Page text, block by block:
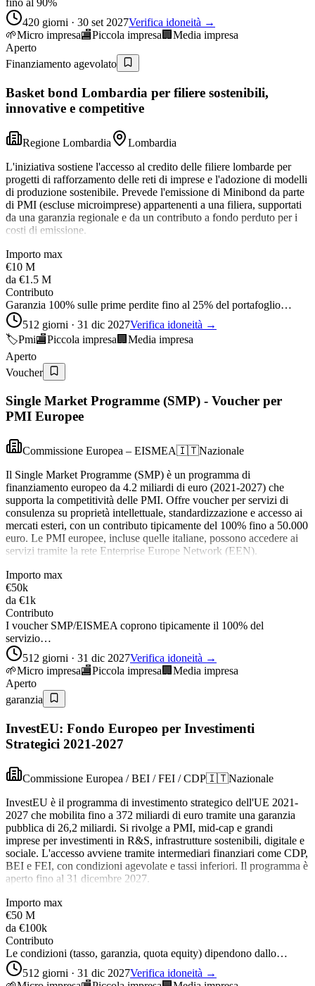
fino al 90%
420 giorni · 30 set 2027Verifica idoneità →
🌱Micro impresa🏬Piccola impresa 🏢 Media impresa
Aperto
Finanziamento agevolato
Basket bond Lombardia per filiere sostenibili,
innovative e competitive
Regione Lombardia
Lombardia
L'iniziativa sostiene l'accesso al credito delle filiere lombarde per
progetti di rafforzamento delle reti di imprese e l'adozione di modelli
di produzione sostenibile. Prevede l'emissione di Minibond da parte
di PMI (escluse microimprese) appartenenti a una filiera, supportati
da una garanzia regionale e da un contributo a fondo perduto per i
costi di emissione.
Importo max
€10 M
da €1.5 M
Contributo
Garanzia 100% sulle prime perdite fino al 25% del portafoglio…
512 giorni · 31 dic 2027Verifica idoneità →
🏷️Pmi🏬Piccola impresa 🏢 Media impresa
Aperto
Voucher
Single Market Programme (SMP) - Voucher per
PMI Europee
Commissione Europea – EISMEA🇮🇹Nazionale
Il Single Market Programme (SMP) è un programma di
finanziamento europeo da 4.2 miliardi di euro (2021-2027) che
supporta la competitività delle PMI. Offre voucher per servizi di
consulenza su proprietà intellettuale, standardizzazione e accesso ai
mercati esteri, con un contributo tipicamente del 100% fino a 50.000
euro. Le PMI europee, incluse quelle italiane, possono accedere ai
servizi tramite la rete Enterprise Europe Network (EEN).
Importo max
€50k
da €1k
Contributo
I voucher SMP/EISMEA coprono tipicamente il 100% del
servizio…
512 giorni · 31 dic 2027Verifica idoneità →
🌱Micro impresa🏬Piccola impresa 🏢 Media impresa
Aperto
garanzia
InvestEU: Fondo Europeo per Investimenti
Strategici 2021-2027
Commissione Europea / BEI / FEI / CDP🇮🇹Nazionale
InvestEU è il programma di investimento strategico dell'UE 2021-
2027 che mobilita fino a 372 miliardi di euro tramite una garanzia
pubblica di 26,2 miliardi. Si rivolge a PMI, mid-cap e grandi
imprese per investimenti in R&S, infrastrutture sostenibili, digitale e
sociale. L'accesso avviene tramite intermediari finanziari come CDP,
BEI e FEI, con condizioni agevolate e tassi inferiori. Il programma è
aperto fino al 31 dicembre 2027.
Importo max
€50 M
da €100k
Contributo
Le condizioni (tasso, garanzia, quota equity) dipendono dallo…
512 giorni · 31 dic 2027Verifica idoneità →